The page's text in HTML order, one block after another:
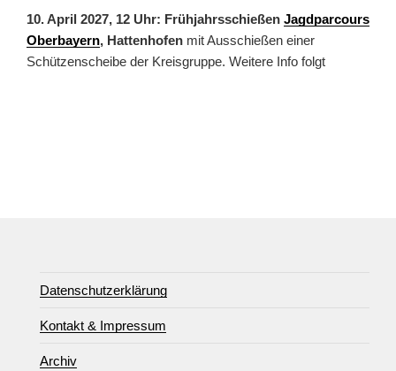
10. April 2027, 12 Uhr: Frühjahrsschießen Jagdparcours
Oberbayern, Hattenhofen mit Ausschießen einer
Schützenscheibe der Kreisgruppe. Weitere Info folgt
Datenschutzerklärung
Kontakt & Impressum
Archiv